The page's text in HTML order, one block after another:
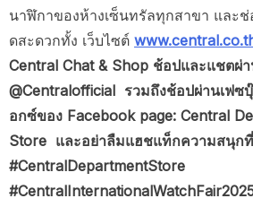
นาฬิกาของห้างเซ็นทรัลทุกสาขา และ
ดสะดวกทั้ง เว็บไซต์
Central Chat & Shop ช้อปและแชตผ่
@Centralofficial รวมถึงช้อปผ่านเฟซ
อกซ์ของ Facebook page: Central
Store และอย่าลืมแฮชแท็กความสนุกที่
#CentralDepartmentStore